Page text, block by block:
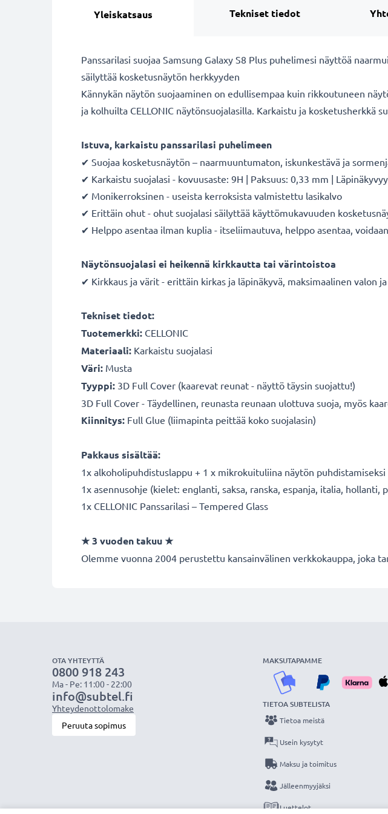
Yleiskatsaus Tekniset tiedot
Panssarilasi suojaa Samsung Galaxy S8 Plus puhelimesi näyttöä
säilyttää kosketusnäytön herkkyyden
Kännykän näytön suojaaminen on edullisempaa kuin rikkoutuneen
ja kolhuilta CELLONIC näytönsuojalasilla. Karkaistu ja kosketusherkkä
Istuva, karkaistu panssarilasi puhelimeen
✔ Suojaa kosketusnäytön – naarmuuntumaton, iskunkestävä ja
✔ Karkaistu suojalasi - kovuusaste: 9H | Paksuus: 0,33 mm |
✔ Monikerroksinen - useista kerroksista valmistettu lasikalvo
✔ Erittäin ohut - ohut suojalasi säilyttää käyttömukavuuden
✔ Helppo asentaa ilman kuplia - itseliimautuva, helppo asentaa,
Näytönsuojalasi ei heikennä kirkkautta tai värintoistoa
✔ Kirkkaus ja värit - erittäin kirkas ja läpinäkyvä, maksimaalinen valon
Tekniset tiedot:
Tuotemerkki: CELLONIC
Materiaali: Karkaistu suojalasi
Väri: Musta
Tyyppi: 3D Full Cover (kaarevat reunat - näyttö täysin suojattu!)
3D Full Cover - Täydellinen, reunasta reunaan ulottuva suoja, myös
Kiinnitys: Full Glue (liimapinta peittää koko suojalasin)
Pakkaus sisältää:
1x alkoholipuhdistuslappu + 1 x mikrokuituliina näytön puhdistamiseksi
1x asennusohje (kielet: englanti, saksa, ranska, espanja, italia, hollanti,
1x CELLONIC Panssarilasi – Tempered Glass
★ 3 vuoden takuu ★
Olemme vuonna 2004 perustettu kansainvälinen verkkokauppa, joka
OTA YHTEYTTÄ
0800 918 243
Ma - Pe: 11:00 - 22:00
info@subtel.fi
Yhteydenottolomake
Peruuta sopimus
MAKSUTAPAMME
TIETOA SUBTELISTA
Tietoa meistä
Usein kysytyt
Maksu ja toimitus
Jälleenmyyjäksi
Luettelot